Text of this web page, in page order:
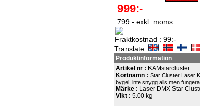
999:-
799:- exkl. moms
Fraktkostnad : 99:-
Translate
Produktinformation
Artikel nr : KAMstarcluster
Kortnamn :Star Cluster Laser
bygel, inte snygg alls men
Märke : Laser DMX Star
Vikt :5.00 kg